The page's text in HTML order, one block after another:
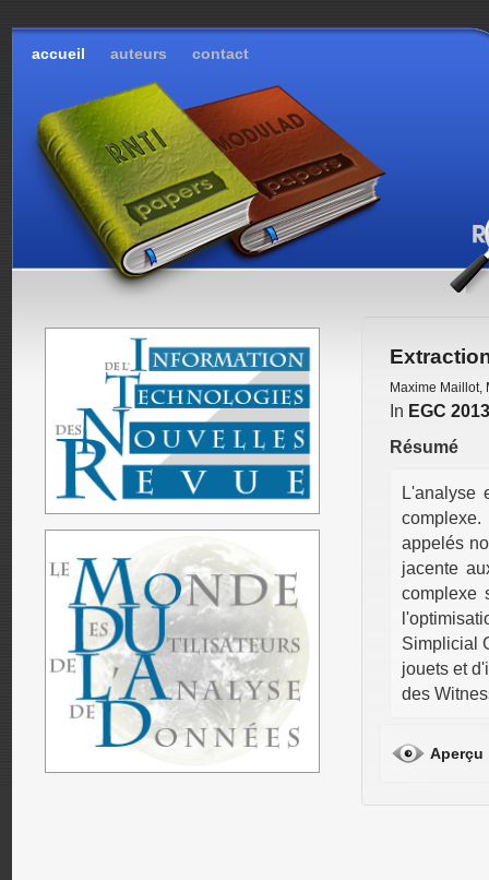
accueil auteurs contact
Maxime Maillot,
In EGC 2013
Résumé
L'analyse
appelés
jacente
complexe
Simplicial
jouets et
des
Aperçu